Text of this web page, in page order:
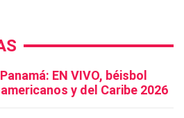
EN VIVO, béisbol
y del Caribe 2026